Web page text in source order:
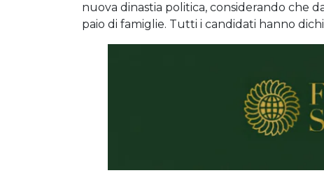
nuova dinastia politica, considerando che
paio di famiglie. Tutti i candidati hanno